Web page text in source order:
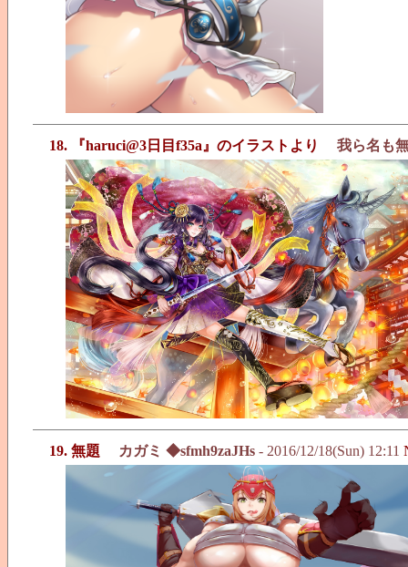
18. 『haruci@3日目f35a』のイラストより 我ら名も
19. 無題 カガミ ◆sfmh9zaJHs - 2016/12/18(Sun) 12:11